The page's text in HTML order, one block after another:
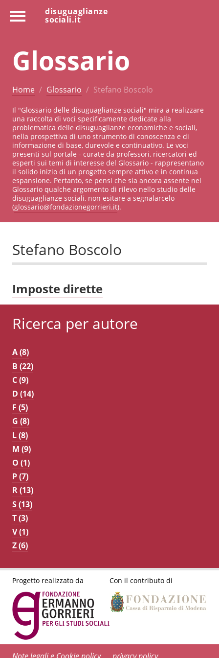
disuguaglianze
sociali.it
Glossario
Home Glossario Stefano Boscolo
Il "Glossario delle disuguaglianze sociali" mira a realizzare
una raccolta di voci specificamente dedicate alla
problematica delle disuguaglianze economiche e sociali,
nella prospettiva di uno strumento di conoscenza e di
informazione di base, durevole e continuativo. Le voci
presenti sul portale - curate da professori, ricercatori ed
esperti sui temi di interesse del Glossario - rappresentano
il solido inizio di un progetto sempre attivo e in continua
espansione. Pertanto, se pensi che sia ancora assente nel
Glossario qualche argomento di rilevo nello studio delle
disuguaglianze sociali, non esitare a segnalarcelo
(glossario@fondazionegorrieri.it).
Stefano Boscolo
Imposte dirette
Ricerca per autore
A (8)
B (22)
C (9)
D (14)
F (5)
G (8)
L (8)
M (9)
O (1)
P (7)
R (13)
S (13)
T (3)
V (1)
Z (6)
Progetto realizzato da Con il contributo di